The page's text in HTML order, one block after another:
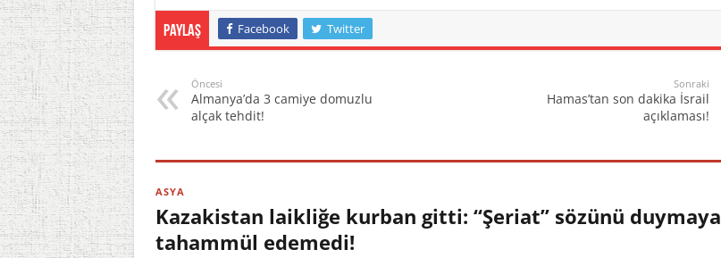
Paylaş Facebook Twitter
Öncesi
Almanya’da 3 camiye domuzlu
alçak tehdit!
Sonraki
Hamas’tan son dakika İsrail
açıklaması!
ASYA
Kazakistan laikliğe kurban gitti: “Şeriat” sözünü duymaya
tahammül edemedi!